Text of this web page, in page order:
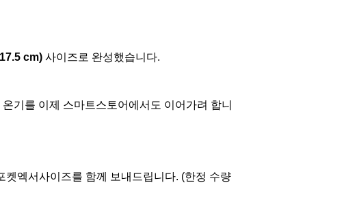
cm)사이즈로 완성했습니다.
기를 이제 스마트스토어에서도 이어가려 합니
엑서사이즈를 함께 보내드립니다. (한정 수량